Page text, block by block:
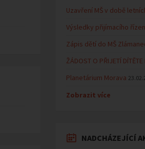
Uzavření MŠ v době
Výsledky přijímacího
Zápis dětí do MŠ
ŽÁDOST O PŘIJETÍ
Planetárium Morava
Zobrazit více
NADCHÁZEJÍCÍ